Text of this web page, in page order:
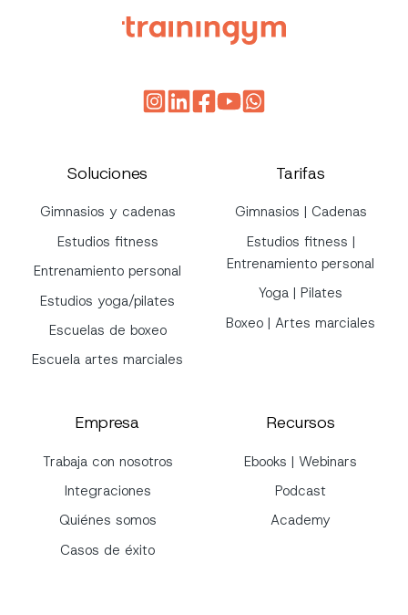
Soluciones
Gimnasios y cadenas
Estudios fitness
Entrenamiento personal
Estudios yoga/pilates
Escuelas de boxeo
Escuela artes marciales
Tarifas
Gimnasios | Cadenas
Estudios fitness |
Entrenamiento personal
Yoga | Pilates
Boxeo | Artes marciales
Empresa
Trabaja con nosotros
Integraciones
Quiénes somos
Casos de éxito
Recursos
Ebooks | Webinars
Podcast
Academy